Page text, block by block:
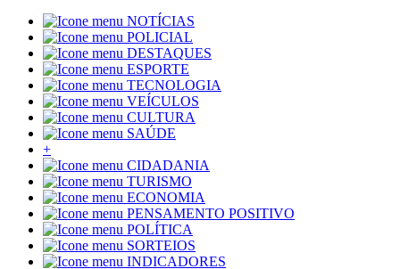
NOTÍCIAS
POLICIAL
DESTAQUES
ESPORTE
TECNOLOGIA
VEÍCULOS
CULTURA
SAÚDE
+
CIDADANIA
TURISMO
ECONOMIA
PENSAMENTO POSITIVO
POLÍTICA
SORTEIOS
INDICADORES